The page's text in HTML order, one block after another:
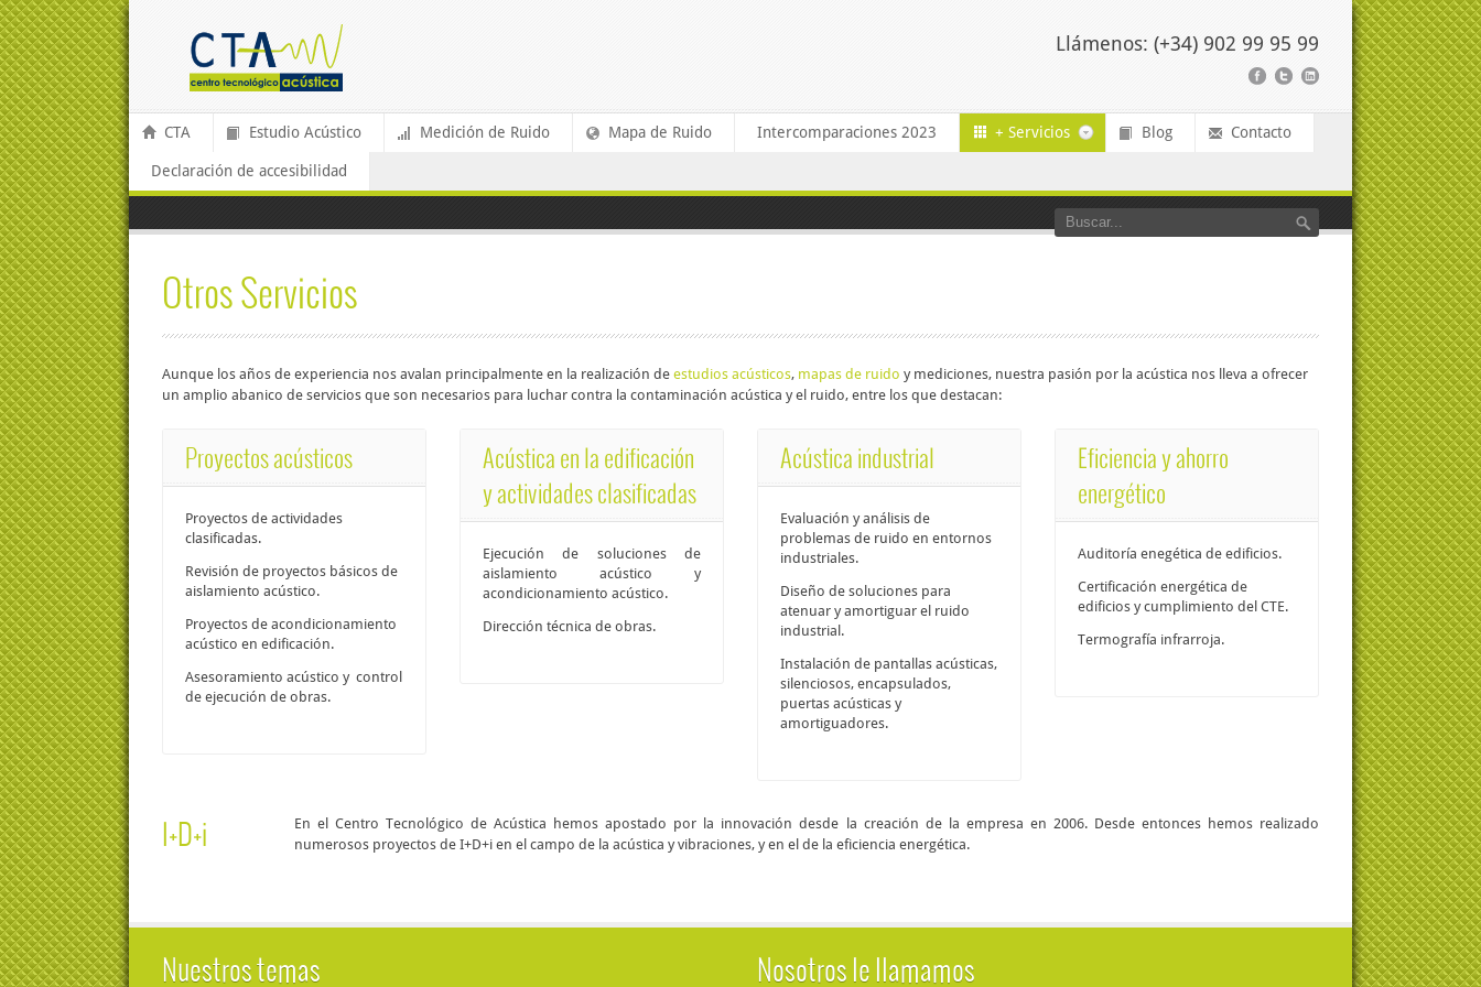
Llámenos: (+34) 902 99 95 99
CTA Estudio Acústico Medición de Ruido Mapa de Ruido Intercomparaciones 2023 + Servicios Blog Contacto
Declaración de accesibilidad
Otros Servicios
Aunque los años de experiencia nos avalan principalmente en la realización de estudios acústicos, mapas de ruido y mediciones, nuestra pasión por la acústica nos lleva a ofrecer
un amplio abanico de servicios que son necesarios para luchar contra la contaminación acústica y el ruido, entre los que destacan:
Proyectos acústicos
Proyectos de actividades
clasificadas.
Revisión de proyectos básicos de
aislamiento acústico.
Proyectos de acondicionamiento
acústico en edificación.
Asesoramiento acústico y control
de ejecución de obras.
Acústica en la edificación
y actividades clasificadas
Ejecución de soluciones de
aislamiento acústico y
acondicionamiento acústico.
Dirección técnica de obras.
Acústica industrial
Evaluación y análisis de
problemas de ruido en entornos
industriales.
Diseño de soluciones para
atenuar y amortiguar el ruido
industrial.
Instalación de pantallas acústicas,
silenciosos, encapsulados,
puertas acústicas y
amortiguadores.
Eficiencia y ahorro
energético
Auditoría enegética de edificios.
Certificación energética de
edificios y cumplimiento del CTE.
Termografía infrarroja.
I+D+i
En el Centro Tecnológico de Acústica hemos apostado por la innovación desde la creación de la empresa en 2006. Desde entonces hemos realizado
numerosos proyectos de I+D+i en el campo de la acústica y vibraciones, y en el de la eficiencia energética.
Nuestros temas Nosotros le llamamos